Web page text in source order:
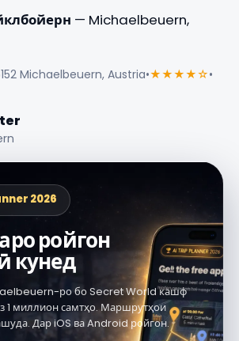
— Michaelbeuern,
Michaelbeuern, Austria•★★★★☆•
2026
ройгон
кунед
ро бо Secret World кашф
1 миллион самтҳо. Маршрутҳои
Дар iOS ва Android ройгон.